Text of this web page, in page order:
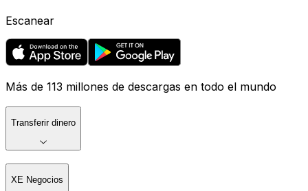
Escanear
Más de 113 millones de descargas en todo el mundo
Transferir dinero
XE Negocios